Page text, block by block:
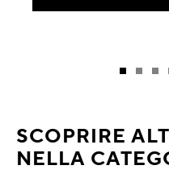
SCOPRIRE
NELLA